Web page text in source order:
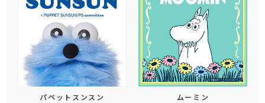
パペットスンスン ムーミン